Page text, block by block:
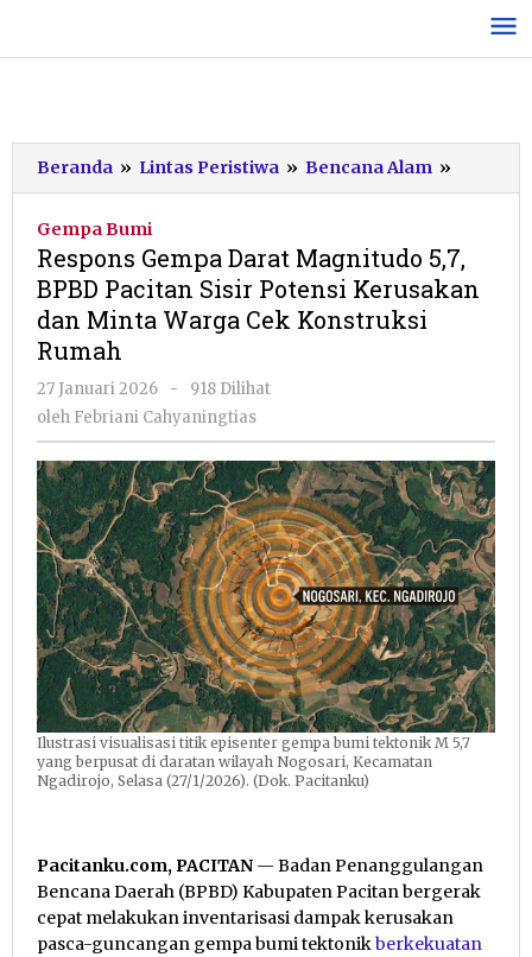
konten
Beranda » Lintas Peristiwa » Bencana Alam »
Gempa
5,7,
BPBD
Minta
Warga
Cek
Rumah
Gempa Bumi
Respons Gempa Darat Magnitudo 5,7,
BPBD Pacitan Sisir Potensi Kerusakan
dan Minta Warga Cek Konstruksi
Rumah
27 Januari 2026
oleh
Febriani
Cahyaningtias
-
918 Dilihat
oleh Febriani Cahyaningtias
Ilustrasi visualisasi titik episenter gempa bumi tektonik M 5,7
yang berpusat di daratan wilayah Nogosari, Kecamatan
Ngadirojo, Selasa (27/1/2026). (Dok. Pacitanku)
Pacitanku.com, PACITAN — Badan Penanggulangan
Bencana Daerah (BPBD) Kabupaten Pacitan bergerak
cepat melakukan inventarisasi dampak kerusakan
pasca-guncangan gempa bumi tektonikberkekuatan